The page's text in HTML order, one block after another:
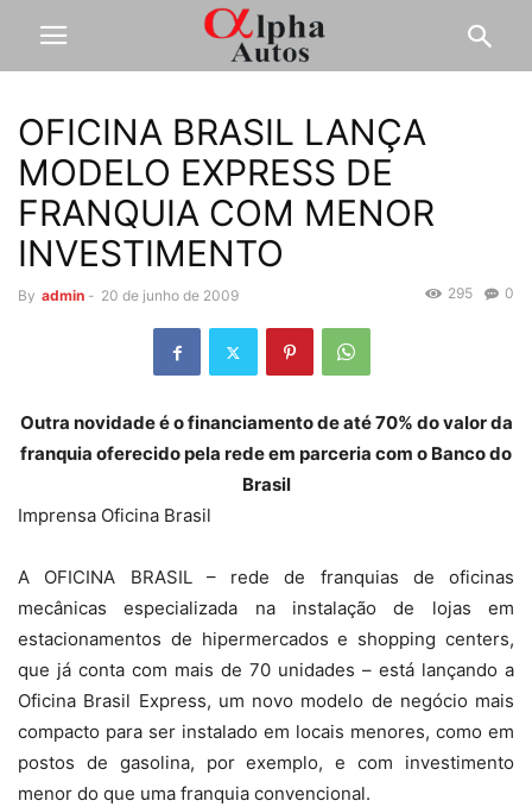
OFICINA BRASIL LANÇA
MODELO EXPRESS DE
FRANQUIA COM MENOR
INVESTIMENTO
By admin - 20 de junho de 2009 0
295
Outra novidade é o financiamento de até 70% do valor da
franquia oferecido pela rede em parceria com o Banco do
Brasil
Imprensa Oficina Brasil
A OFICINA BRASIL – rede de franquias de oficinas
mecânicas especializada na instalação de lojas em
estacionamentos de hipermercados e shopping centers,
que já conta com mais de 70 unidades – está lançando a
Oficina Brasil Express, um novo modelo de negócio mais
compacto para ser instalado em locais menores, como em
postos de gasolina, por exemplo, e com investimento
menor do que uma franquia convencional.